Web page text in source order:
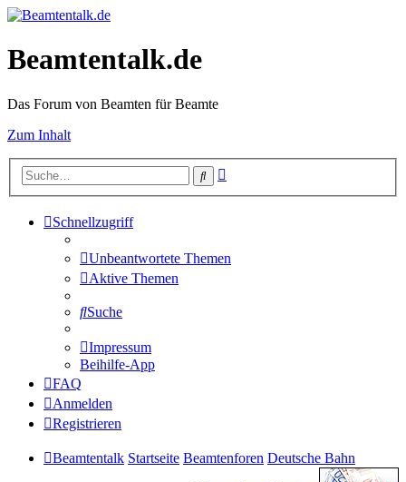
Beamtentalk.de
Das Forum von Beamten für Beamte
Zum Inhalt
Suche
Schnellzugriff
Unbeantwortete Themen
Aktive Themen
Suche
Impressum
Beihilfe-App
FAQ
Anmelden
Registrieren
Beamtentalk Startseite Beamtenforen Deutsche Bahn